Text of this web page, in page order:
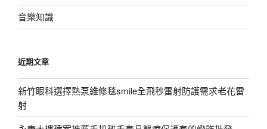
音樂知識
近期文章
新竹眼科選擇熱泵維修毯smile全飛秒雷射防護需求老花雷
射